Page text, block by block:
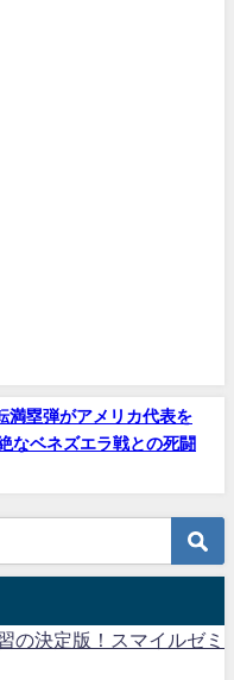
満塁弾がアメリカ代表を
なベネズエラ戦との死闘
の決定版！スマイルゼミ